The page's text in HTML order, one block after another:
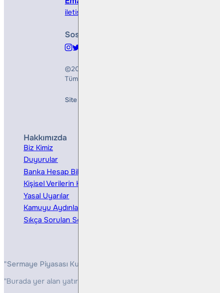
iletisim@bullsyatirim.com
Sosyal Medya
©2026
Tüm Hakları Saklıdır
Site Creation & Technology by
Hakkımızda
Biz Kimiz
Duyurular
Banka Hesap Bilgileri
Kişisel Verilerin Korunması
Yasal Uyarılar
Kamuyu Aydınlatma
Sıkça Sorulan Sorular
"Sermaye Piyasası Kurulunun, Yatırım Hizmetleri ve
"Burada yer alan yatırım bilgi, yorum ve tavsiyeleri yatırım